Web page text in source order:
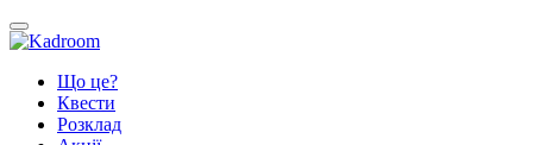
Що це?
Квести
Розклад